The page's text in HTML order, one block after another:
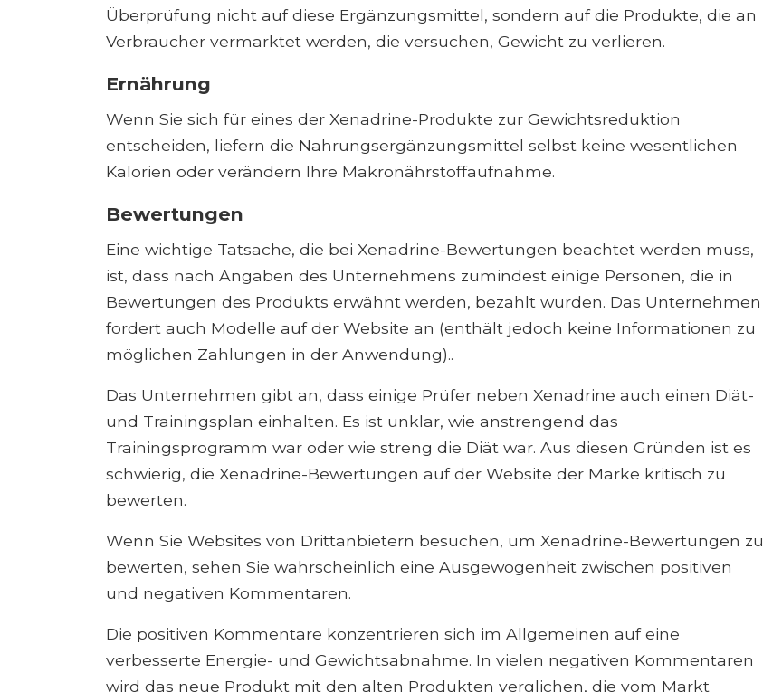
Überprüfung nicht auf diese Ergänzungsmittel, sondern auf die Produkte, die an
Verbraucher vermarktet werden, die versuchen, Gewicht zu verlieren.
Ernährung
Wenn Sie sich für eines der Xenadrine-Produkte zur Gewichtsreduktion
entscheiden, liefern die Nahrungsergänzungsmittel selbst keine wesentlichen
Kalorien oder verändern Ihre Makronährstoffaufnahme.
Bewertungen
Eine wichtige Tatsache, die bei Xenadrine-Bewertungen beachtet werden muss,
ist, dass nach Angaben des Unternehmens zumindest einige Personen, die in
Bewertungen des Produkts erwähnt werden, bezahlt wurden. Das Unternehmen
fordert auch Modelle auf der Website an (enthält jedoch keine Informationen zu
möglichen Zahlungen in der Anwendung)..
Das Unternehmen gibt an, dass einige Prüfer neben Xenadrine auch einen Diät-
und Trainingsplan einhalten. Es ist unklar, wie anstrengend das
Trainingsprogramm war oder wie streng die Diät war. Aus diesen Gründen ist es
schwierig, die Xenadrine-Bewertungen auf der Website der Marke kritisch zu
bewerten.
Wenn Sie Websites von Drittanbietern besuchen, um Xenadrine-Bewertungen zu
bewerten, sehen Sie wahrscheinlich eine Ausgewogenheit zwischen positiven
und negativen Kommentaren.
Die positiven Kommentare konzentrieren sich im Allgemeinen auf eine
verbesserte Energie- und Gewichtsabnahme. In vielen negativen Kommentaren
wird das neue Produkt mit den alten Produkten verglichen, die vom Markt